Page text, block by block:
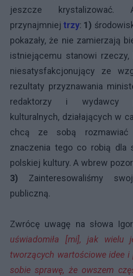
jeszcze krystalizować.
przynajmniejtrzy: 1)
pokazały, że nie zamierzają
istniejącemu stanowi
niesatysfakcjonujący ze
rezultaty przyznawania
redaktorzy i wydawcy
kulturalnych, działających w
chcą ze sobą
znaczenia tego co robią dla
polskiej kultury. A wbrew
3) Zainteresowaliśmy
publiczną.
Zwrócę uwagę na słowa
uświadomiła [mi], jak wielu
tworzących wartościowe idee i
sobie sprawę, że owszem